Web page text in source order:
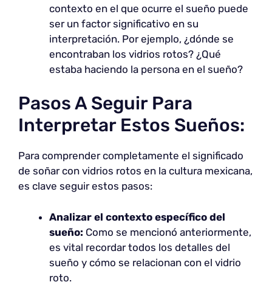
contexto en el que ocurre el sueño puede
ser un factor significativo en su
interpretación. Por ejemplo, ¿dónde se
encontraban los vidrios rotos? ¿Qué
estaba haciendo la persona en el sueño?
Pasos A Seguir Para
Interpretar Estos Sueños:
Para comprender completamente el significado
de soñar con vidrios rotos en la cultura mexicana,
es clave seguir estos pasos:
Analizar el contexto específico del
sueño: Como se mencionó anteriormente,
es vital recordar todos los detalles del
sueño y cómo se relacionan con el vidrio
roto.